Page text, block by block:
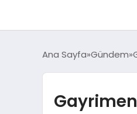
Ana Sayfa Gündem